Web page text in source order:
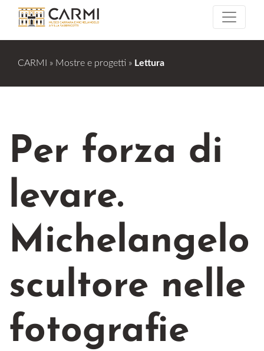
CARMI » Mostre e progetti » Lettura
Per forza di
levare.
Michelangelo
scultore nelle
fotografie